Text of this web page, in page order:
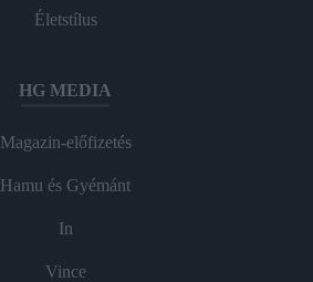
Életstílus
HG MEDIA
Magazin-előfizetés
Hamu és Gyémánt
In
Vince